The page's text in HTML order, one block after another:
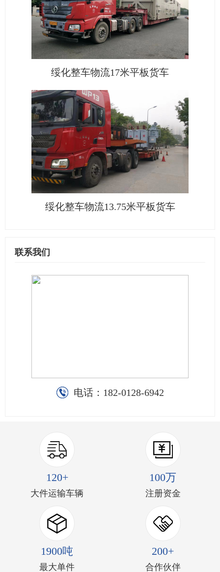
绥化整车物流17米平板货车
绥化整车物流13.75米平板货车
联系我们
电话： 182-0128-6942
120+
大件运输车辆
100万
注册资金
1900吨
最大单件
200+
合作伙伴